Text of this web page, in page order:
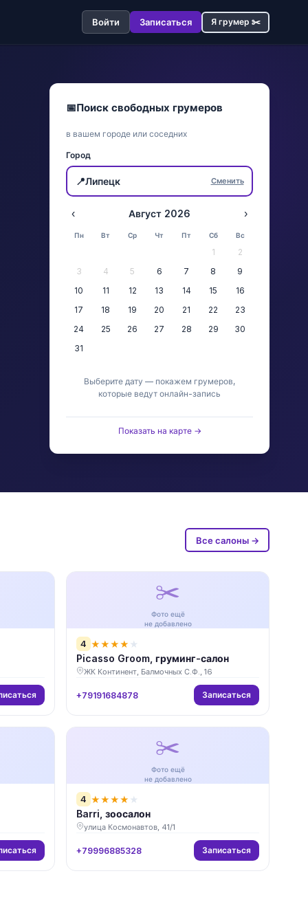
Войти Записаться Я грумер ✂️
📅Поиск свободных грумеров
в вашем городе или соседних
Город
📍Липецк Сменить
‹ Август 2026 ›
Пн Вт Ср Чт Пт Сб Вс
1
2
3
4 5 6 7 8
9
10
11 12 13 14 15
16
17
18 19 20 21 22
23
24
25 26 27 28 29
30
31
Выберите дату — покажем грумеров,
которые ведут онлайн-запись
Показать на карте →
Все салоны →
✂️
Фото ещё
не добавлено
4 ★★★★ ★
Picasso Groom, груминг-салон
ЖК Континент, Балмочных С.Ф., 16
+79191684878 Записаться
✂️
Фото ещё
не добавлено
4 ★★★★ ★
Barri, зоосалон
улица Космонавтов, 41/1
+79996885328 Записаться